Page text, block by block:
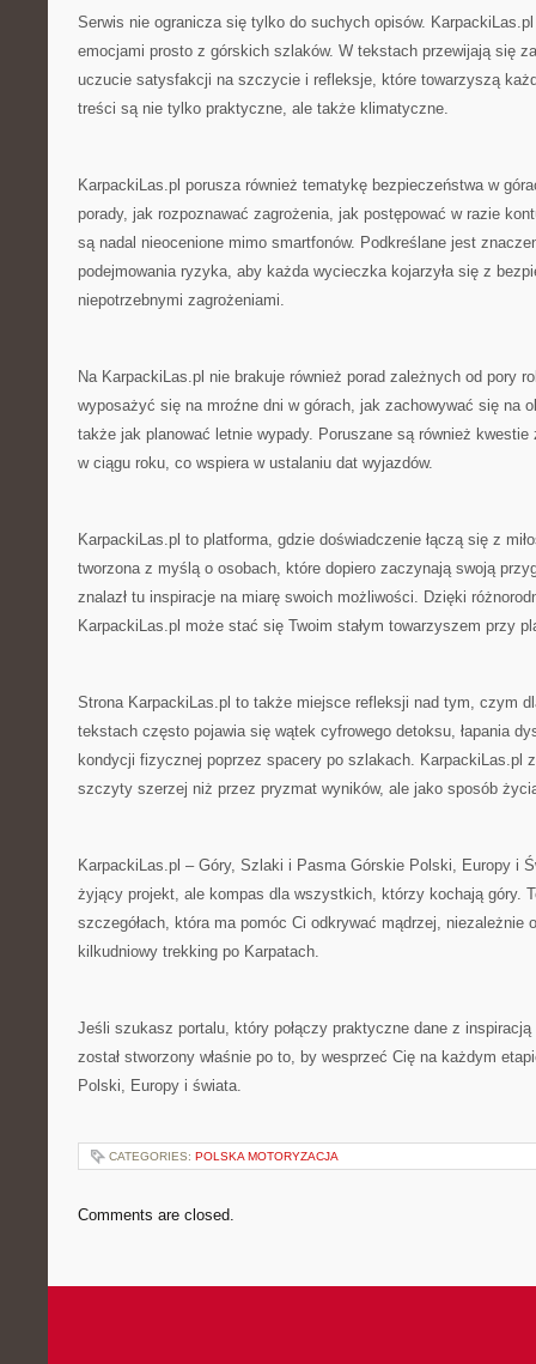
Serwis nie ogranicza się tylko do suchych opisów.
emocjami prosto z górskich szlaków. W tekstach przewijają się
uczucie satysfakcji na szczycie i refleksje, które towarzyszą
treści są nie tylko praktyczne, ale także klimatyczne.
KarpackiLas.pl porusza również tematykę bezpieczeństwa w
porady, jak rozpoznawać zagrożenia, jak postępować w razie
są nadal nieocenione mimo smartfonów. Podkreślane jest
podejmowania ryzyka, aby każda wycieczka kojarzyła się z
niepotrzebnymi zagrożeniami.
Na KarpackiLas.pl nie brakuje również porad zależnych od pory
wyposażyć się na mroźne dni w górach, jak zachowywać się na
także jak planować letnie wypady. Poruszane są również
w ciągu roku, co wspiera w ustalaniu dat wyjazdów.
KarpackiLas.pl to platforma, gdzie doświadczenie łączą się z
tworzona z myślą o osobach, które dopiero zaczynają swoją
znalazł tu inspiracje na miarę swoich możliwości. Dzięki
KarpackiLas.pl może stać się Twoim stałym towarzyszem przy
Strona KarpackiLas.pl to także miejsce refleksji nad tym, czym
tekstach często pojawia się wątek cyfrowego detoksu, łapania
kondycji fizycznej poprzez spacery po szlakach. KarpackiLas.pl
szczyty szerzej niż przez pryzmat wyników, ale jako sposób
KarpackiLas.pl – Góry, Szlaki i Pasma Górskie Polski, Europy i
żyjący projekt, ale kompas dla wszystkich, którzy kochają góry.
szczegółach, która ma pomóc Ci odkrywać mądrzej, niezależnie
kilkudniowy trekking po Karpatach.
Jeśli szukasz portalu, który połączy praktyczne dane z
został stworzony właśnie po to, by wesprzeć Cię na każdym
Polski, Europy i świata.
CATEGORIES: POLSKA MOTORYZACJA
Comments are closed.